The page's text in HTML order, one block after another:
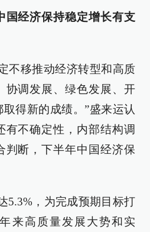
国经济保持稳定增长有支
不移推动经济转型和高质
协调发展、绿色发展、开
得新的成绩。”盛来运认
有不确定性，内部结构调
判断，下半年中国经济保
5.3%，为完成预期目标打
来高质量发展大势和实